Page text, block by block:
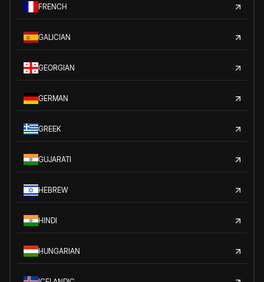
FRENCH
GALICIAN
GEORGIAN
GERMAN
GREEK
GUJARATI
HEBREW
HINDI
HUNGARIAN